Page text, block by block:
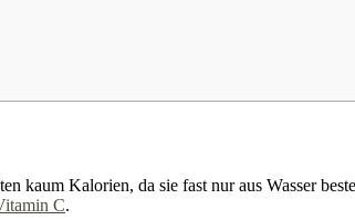
kaum Kalorien, da sie fast nur aus Wasser
C.